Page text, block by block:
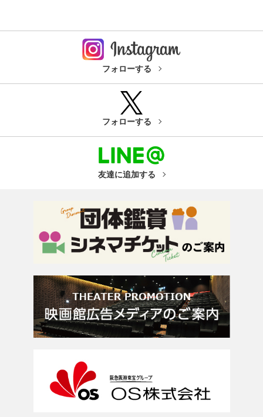
フォローする
フォローする
友達に追加する